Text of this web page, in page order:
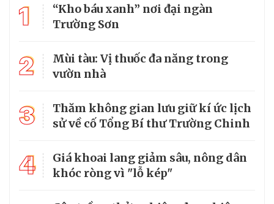
1
“Kho báu xanh” nơi đại ngàn
Trường Sơn
2
Mùi tàu: Vị thuốc đa năng trong
vườn nhà
3
Thăm không gian lưu giữ kí ức lịch
sử về cố Tổng Bí thư Trường Chinh
4
Giá khoai lang giảm sâu, nông dân
khóc ròng vì "lỗ kép"